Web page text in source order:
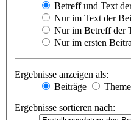
Betreff und Text
Nur im Text der
Nur im Betreff der
Nur im ersten
Ergebnisse anzeigen als:
Beiträge
Ergebnisse sortieren nach: